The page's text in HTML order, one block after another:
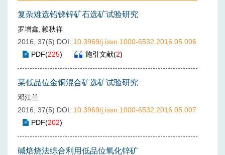
复杂难选铅锑锌矿石选矿试验研究
罗增鑫, 赖秋祥
2016, 37(5) DOI: 10.3969/j.issn.1000-6532.2016.05.006
PDF(225) 施引文献(2)
某低品位金铜混合矿选矿试验研究
邓江兰
2016, 37(5) DOI: 10.3969/j.issn.1000-6532.2016.05.007
PDF(202)
碱焙烧法综合利用低品位氧化锌矿